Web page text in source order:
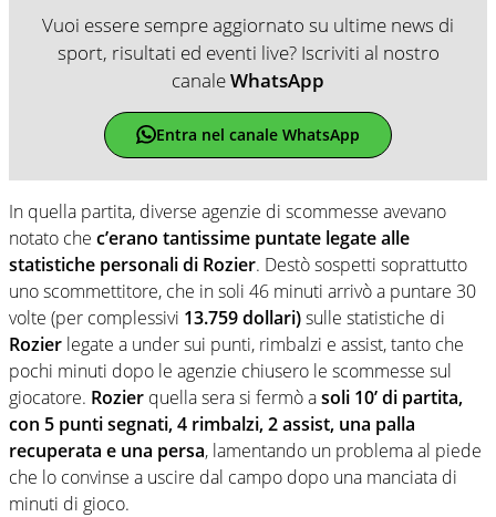
Vuoi essere sempre aggiornato su ultime news di
sport, risultati ed eventi live? Iscriviti al nostro
canaleWhatsApp
Entra nel canale WhatsApp
In quella partita, diverse agenzie di scommesse avevano
notato che c’erano tantissime puntate legate alle
statistiche personali di Rozier. Destò sospetti soprattutto
uno scommettitore, che in soli 46 minuti arrivò a puntare 30
volte (per complessivi 13.759 dollari)sulle statistiche di
Rozier legate a under sui punti, rimbalzi e assist, tanto che
pochi minuti dopo le agenzie chiusero le scommesse sul
giocatore. Rozier quella sera si fermò asoli 10’ di partita,
con 5 punti segnati, 4 rimbalzi, 2 assist, una palla
recuperata e una persa, lamentando un problema al piede
che lo convinse a uscire dal campo dopo una manciata di
minuti di gioco.